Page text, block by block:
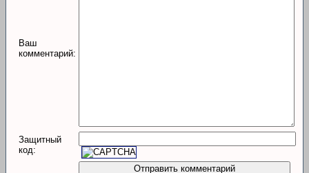
Ваш
комментарий:
Защитный
код: